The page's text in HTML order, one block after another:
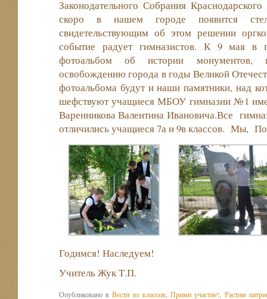
Законодательного Собрания
скоро в нашем городе появится
свидетельствующим об этом решении
событие радует гимназистов. К 9 мая в
фотоальбом об истории монументов,
освобождению города в годы Великой
фотоальбома будут и наши памятники, над
шефствуют учащиеся МБОУ гимназии №1
Варенникова Валентина Ивановича.Все
отличились учащиеся 7а и 9в классов. Мы,
Годимся! Наследуем!
Учитель Жук Т.П.
Опубликовано вВести из классов,Прими участие! Растим